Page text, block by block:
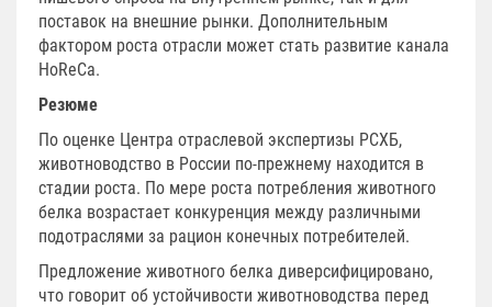
поставок на внешние рынки. Дополнительным
фактором роста отрасли может стать развитие канала
HoReCa.
Резюме
По оценке Центра отраслевой экспертизы РСХБ,
животноводство в России по-прежнему находится в
стадии роста. По мере роста потребления животного
белка возрастает конкуренция между различными
подотраслями за рацион конечных потребителей.
Предложение животного белка диверсифицировано,
что говорит об устойчивости животноводства перед